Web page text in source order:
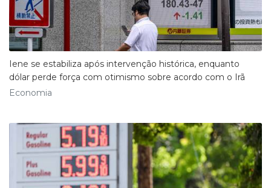
Iene se estabiliza após intervenção histórica, enquanto
dólar perde força com otimismo sobre acordo com o Irã
Economia